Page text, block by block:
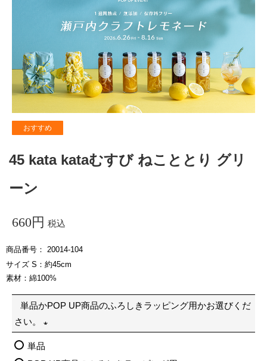
おすすめ
45 kata kataむすび ねこととり グリ
ーン
660 税込
商品番号
20014-104
サイズ S：約45cm
素材：綿100%
単品かPOP UP商品のふろしきラッピング用かお選びくだ
さい。
必
単品